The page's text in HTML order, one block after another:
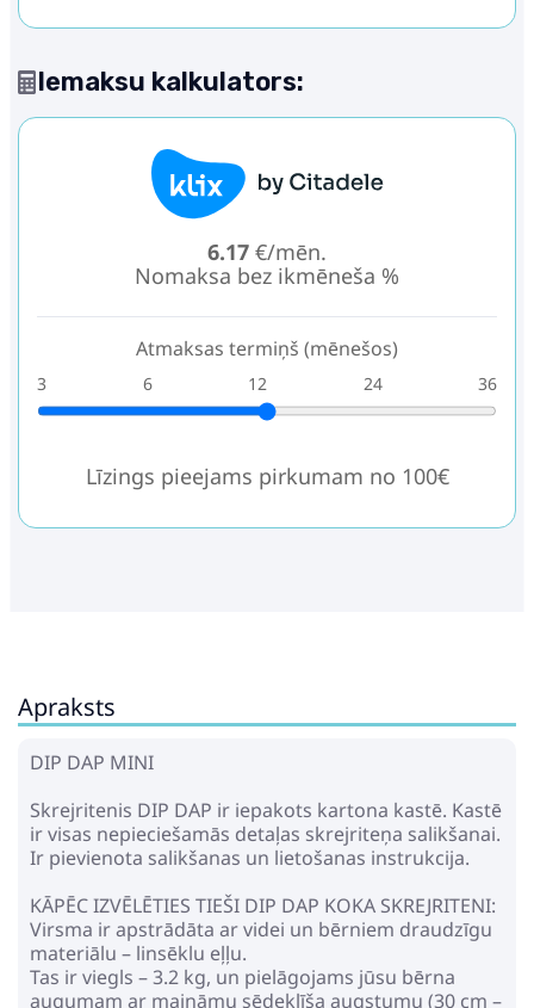
Iemaksu kalkulators:
6.17 €/mēn.
Nomaksa bez ikmēneša %
Atmaksas termiņš (mēnešos)
3 6 12 24 36
Līzings pieejams pirkumam no 100€
Apraksts
DIP DAP MINI
Skrejritenis DIP DAP ir iepakots kartona kastē. Kastē
ir visas nepieciešamās detaļas skrejriteņa salikšanai.
Ir pievienota salikšanas un lietošanas instrukcija.
KĀPĒC IZVĒLĒTIES TIEŠI DIP DAP KOKA SKREJRITENI:
Virsma ir apstrādāta ar videi un bērniem draudzīgu
materiālu – linsēklu eļļu.
Tas ir viegls – 3.2 kg, un pielāgojams jūsu bērna
augumam ar maināmu sēdeklīša augstumu (30 cm –